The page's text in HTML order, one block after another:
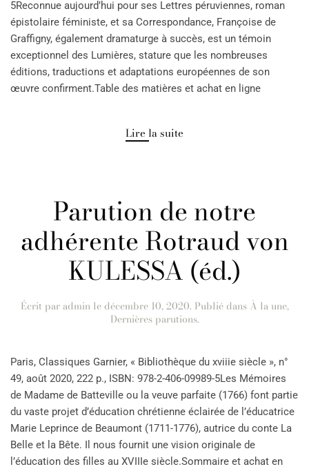
5Reconnue aujourd’hui pour ses Lettres péruviennes, roman
épistolaire féministe, et sa Correspondance, Françoise de
Graffigny, également dramaturge à succès, est un témoin
exceptionnel des Lumières, stature que les nombreuses
éditions, traductions et adaptations européennes de son
œuvre confirment.Table des matières et achat en ligne
Lire la suite
Parution de notre
adhérente Rotraud von
KULESSA (éd.)
Écrit paradmin ledécembre 10, 2020. Publié dans À la une,
Dernières parutions.
Paris, Classiques Garnier, « Bibliothèque du xviiie siècle », n°
49, août 2020, 222 p., ISBN: 978-2-406-09989-5Les Mémoires
de Madame de Batteville ou la veuve parfaite (1766) font partie
du vaste projet d’éducation chrétienne éclairée de l’éducatrice
Marie Leprince de Beaumont (1711-1776), autrice du conte La
Belle et la Bête. Il nous fournit une vision originale de
l’éducation des filles au XVIIIe siècle.Sommaire et achat en